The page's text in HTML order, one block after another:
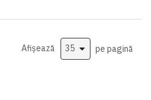
Afișează pe pagină